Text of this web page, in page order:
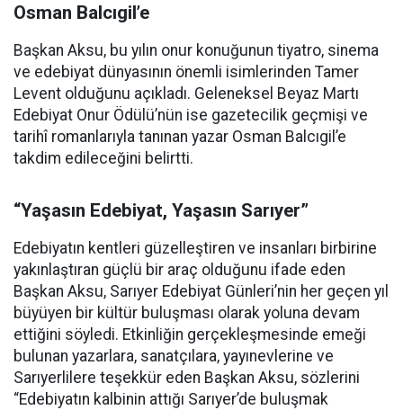
Osman Balcıgil’e
Başkan Aksu, bu yılın onur konuğunun tiyatro, sinema
ve edebiyat dünyasının önemli isimlerinden Tamer
Levent olduğunu açıkladı. Geleneksel Beyaz Martı
Edebiyat Onur Ödülü’nün ise gazetecilik geçmişi ve
tarihî romanlarıyla tanınan yazar Osman Balcıgil’e
takdim edileceğini belirtti.
“Yaşasın Edebiyat, Yaşasın Sarıyer”
Edebiyatın kentleri güzelleştiren ve insanları birbirine
yakınlaştıran güçlü bir araç olduğunu ifade eden
Başkan Aksu, Sarıyer Edebiyat Günleri’nin her geçen yıl
büyüyen bir kültür buluşması olarak yoluna devam
ettiğini söyledi. Etkinliğin gerçekleşmesinde emeği
bulunan yazarlara, sanatçılara, yayınevlerine ve
Sarıyerlilere teşekkür eden Başkan Aksu, sözlerini
“Edebiyatın kalbinin attığı Sarıyer’de buluşmak